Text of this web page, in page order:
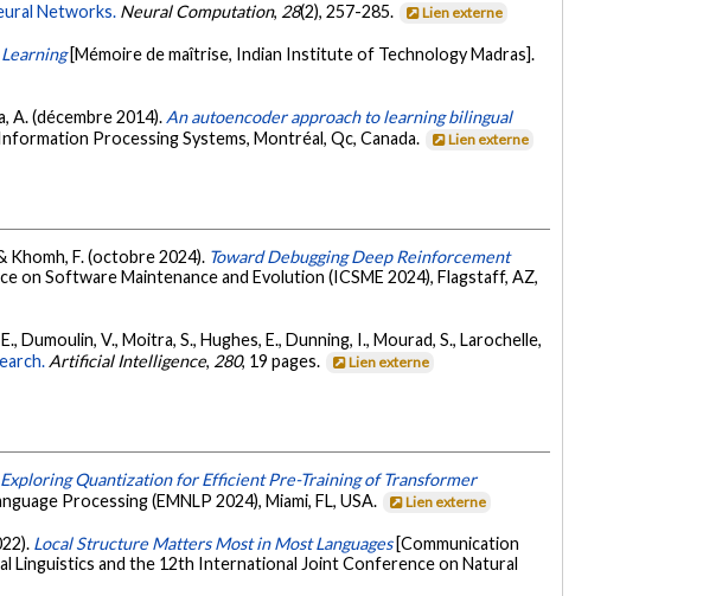
Networks. Neural Computation,28(2), 257-285. Lien externe
[Mémoire de maîtrise, Indian Institute of Technology Madras].
A. (décembre 2014). An autoencoder approach to learning bilingual
Processing Systems, Montréal, Qc, Canada. Lien externe
Khomh, F. (octobre 2024). Toward Debugging Deep Reinforcement
on Software Maintenance and Evolution (ICSME 2024), Flagstaff, AZ,
Dumoulin, V., Moitra, S., Hughes, E., Dunning, I., Mourad, S., Larochelle,
Artificial Intelligence,280, 19 pages. Lien externe
Exploring Quantization for Efficient Pre-Training of Transformer
Processing (EMNLP 2024), Miami, FL, USA. Lien externe
Local Structure Matters Most in Most Languages [Communication
and the 12th International Joint Conference on Natural